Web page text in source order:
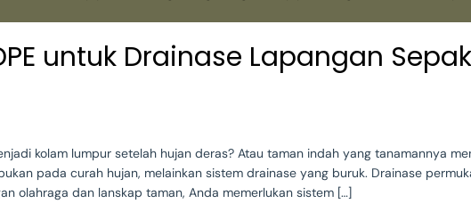
untuk Drainase Lapangan
kolam lumpur setelah hujan deras? Atau taman indah yang tanamannya
pada curah hujan, melainkan sistem drainase yang buruk. Drainase
olahraga dan lanskap taman, Anda memerlukan sistem […]